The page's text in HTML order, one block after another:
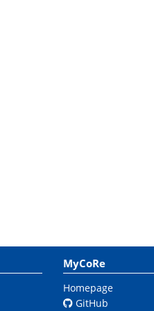
MyCoRe
Homepage
GitHub